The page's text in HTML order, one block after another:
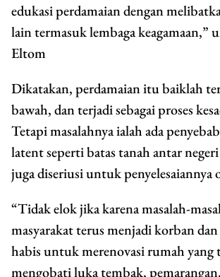
edukasi perdamaian dengan
lain termasuk lembaga keagamaan,”
Eltom
Dikatakan, perdamaian itu baiklah
bawah, dan terjadi sebagai proses
Tetapi masalahnya ialah ada
latent seperti batas tanah antar
juga diseriusi untuk penyelesaiannya
“Tidak elok jika karena masalah-
masyarakat terus menjadi korban
habis untuk merenovasi rumah yang
mengobati luka tembak,